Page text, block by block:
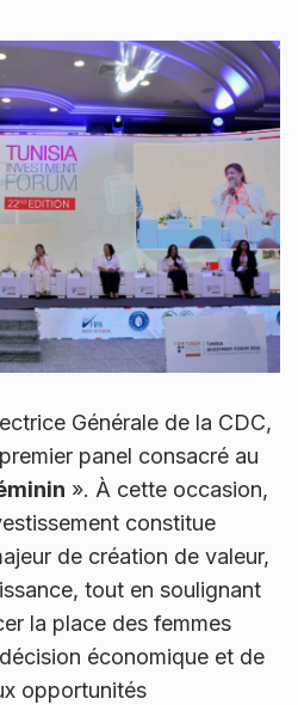
Générale de la CDC,
panel consacré au
». À cette occasion,
constitue
de création de valeur,
tout en soulignant
la place des femmes
économique et de
opportunités